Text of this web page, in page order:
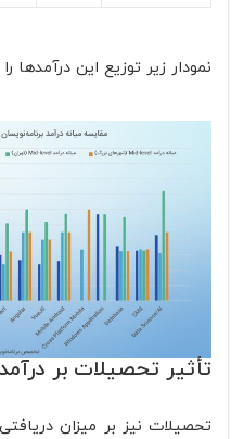
نمودار زیر توزیع این درآمدها
تأثیر تحصیلات بر
تحصیلات نیز بر میزان